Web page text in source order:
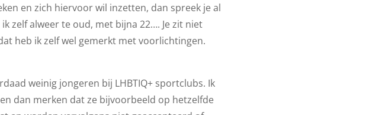
en zich hiervoor wil inzetten, dan spreek je al
zelf alweer te oud, met bijna 22…. Je zit niet
heb ik zelf wel gemerkt met voorlichtingen.
weinig jongeren bij LHBTIQ+ sportclubs. Ik
dan merken dat ze bijvoorbeeld op hetzelfde